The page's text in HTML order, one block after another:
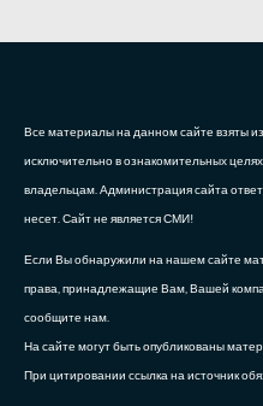
Все материалы на данном сайте взяты
исключительно в ознакомительных
владельцам. Администрация сайта
несет. Сайт не является СМИ!
Если Вы обнаружили на нашем сайте
права, принадлежащие Вам, Вашей
сообщите нам.
На сайте могут быть опубликованы
При цитировании ссылка на источник